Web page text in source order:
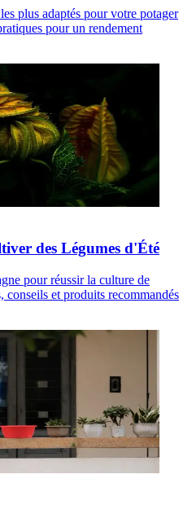
plus adaptés pour votre potager
pour un rendement
des Légumes d'Été
pour réussir la culture de
conseils et produits recommandés